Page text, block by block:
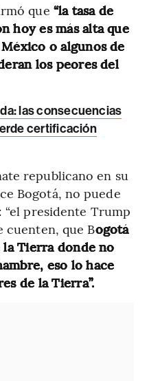
que “la tasa de
hoy es más alta que
o algunos de
los peores del
las consecuencias
certificación
republicano en su
Bogotá, no puede
“el presidente Trump
cuenten, que Bogotá
la Tierra donde no
eso lo hace
de la Tierra”.